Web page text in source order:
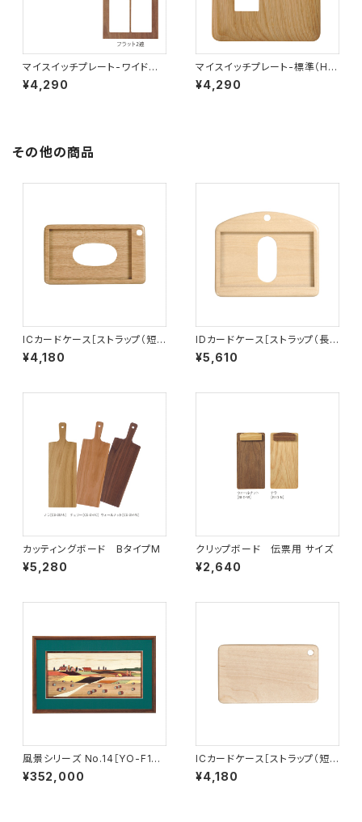
マイスイッチプレート-ワイド
（W）2連
¥4,290
マイスイッチプレート-標準（H）
2連3+1口
¥4,290
その他の商品
ICカードケース［ストラップ（短）
付き］（窓付き）ナラ［IC-2N］
¥4,180
IDカードケース［ストラップ（長）
付き］（名刺サイズ）ハードメープ
ル［ID-2H］
¥5,610
カッティングボード BタイプM
¥5,280
クリップボード 伝票用 サイズ
¥2,640
風景シリーズ No.14［YO-F14］
【受注生産品】
¥352,000
ICカードケース［ストラップ（短）
付き］ハードメープル［IC-1H］
¥4,180